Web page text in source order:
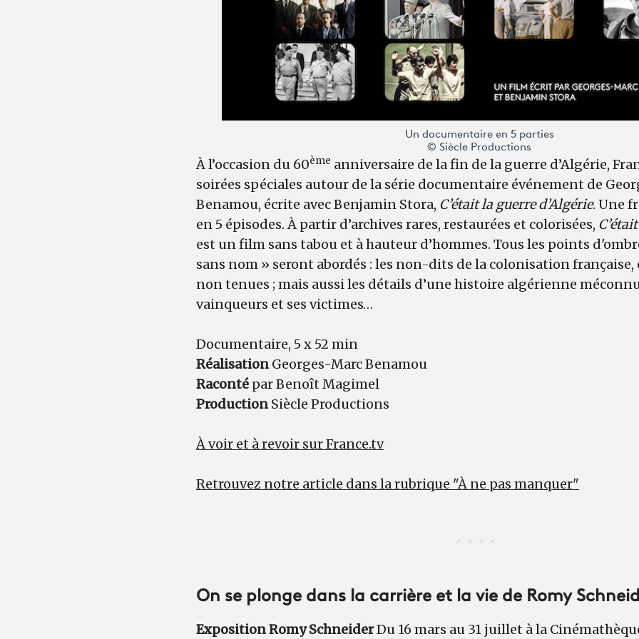
Un documentaire en 5 parties
© Siècle Productions
À l’occasion du 60ème anniversaire de la fin de la guerre d’Algérie,
soirées spéciales autour de la série documentaire événement de
Benamou, écrite avec Benjamin Stora, C’était la guerre d’Algérie. Une
en 5 épisodes. À partir d’archives rares, restaurées et colorisées,
est un film sans tabou et à hauteur d’hommes. Tous les points
sans nom » seront abordés : les non-dits de la colonisation française,
non tenues ; mais aussi les détails d’une histoire algérienne
vainqueurs et ses victimes…
Documentaire, 5 x 52 min
Réalisation Georges-Marc Benamou
Raconté par Benoît Magimel
Production Siècle Productions
À voir et à revoir sur France.tv
Retrouvez notre article dans la rubrique "À ne pas manquer"
On se plonge dans la carrière et la vie de Romy
Exposition Romy SchneiderDu 16 mars au 31 juillet à la